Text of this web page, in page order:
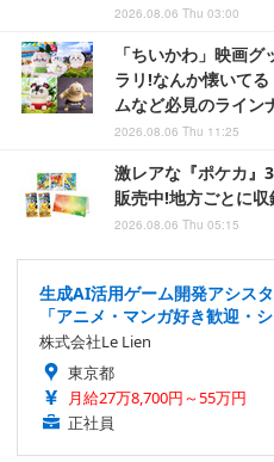
2026.08.06 Thu 03:00
「ちいかわ」映画
ラリ!なんか懐いて
ムなど必見のライン
2026.08.06 Thu 11:25
激レアな『ポケカ
販売中!地方ごとに
2026.08.06 Thu 05:15
生成AI活用ゲーム開発アシス
「アニメ・マンガ好き歓迎・
株式会社Le Lien
東京都
月給27万8,700円～55万円
正社員